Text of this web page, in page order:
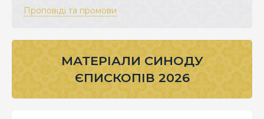
Проповіді та промови
МАТЕРІАЛИ СИНОДУ
ЄПИСКОПІВ 2026